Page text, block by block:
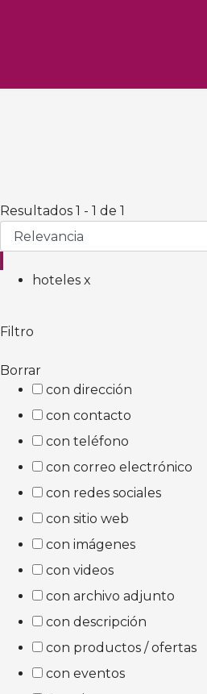
Resultados 1 - 1 de 1
hoteles x
Filtro
Borrar
con dirección
con contacto
con teléfono
con correo electrónico
con redes sociales
con sitio web
con imágenes
con videos
con archivo adjunto
con descripción
con productos / ofertas
con eventos